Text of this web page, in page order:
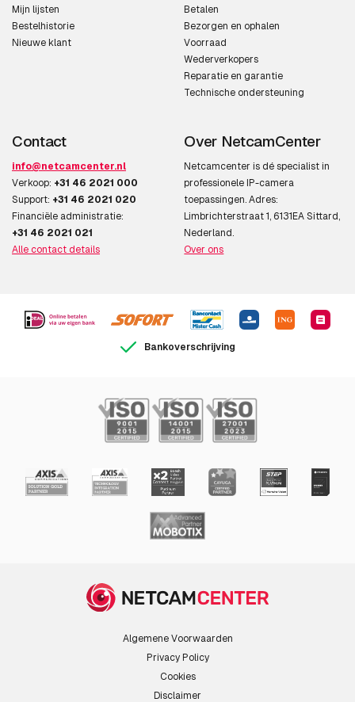
Maximaal 30 frames
per seconde
30 fps
Ethernet LAN
Wi-Fi Nee
Ondersteunde
IPv4, IPv6, TCP, UDP, ARP, ICMP,
DNS, NTP, RTP/RTCP, RTSP,
SNMP(MIB-2)
Type stroombron Power over Ethernet (PoE)
Typisch
stroomverbruik
25 W
Ja
Poorten & interfaces
Ja
Mijn lijsten
Bestelhistorie
Nieuwe klant
Betalen
Bezorgen en ophalen
Voorraad
Wederverkopers
Reparatie en garantie
Technische ondersteuning
Contact
info@netcamcenter.nl
Verkoop: +31 46 2021 000
Support: +31 46 2021 020
Financiële administratie:
+31 46 2021 021
Alle contact details
Over NetcamCenter
Netcamcenter is dé specialist in
professionele IP-camera
toepassingen. Adres:
Limbrichterstraat 1, 6131EA Sittard,
Nederland.
Over ons
Bankoverschrijving
Algemene Voorwaarden
Privacy Policy
Cookies
Disclaimer